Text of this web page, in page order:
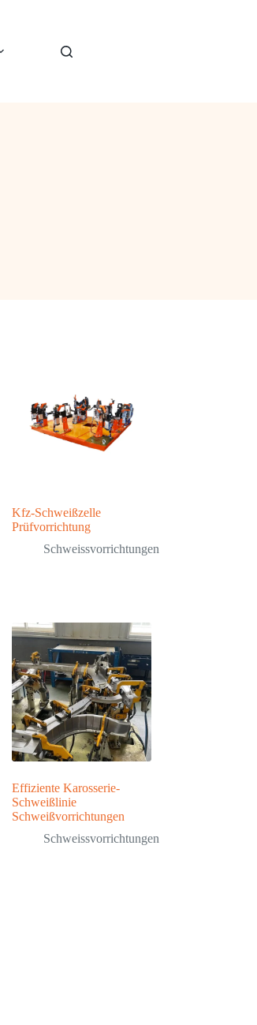
Kfz-Schweißzelle
Prüfvorrichtung
Schweissvorrichtungen
Effiziente Karosserie-
Schweißlinie
Schweißvorrichtungen
Schweissvorrichtungen